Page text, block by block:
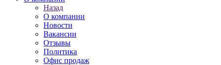
Назад
О компании
Новости
Вакансии
Отзывы
Политика
Офис продаж